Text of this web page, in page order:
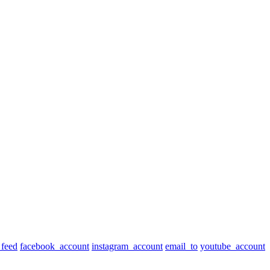
facebook_account instagram_account email_to youtube_account